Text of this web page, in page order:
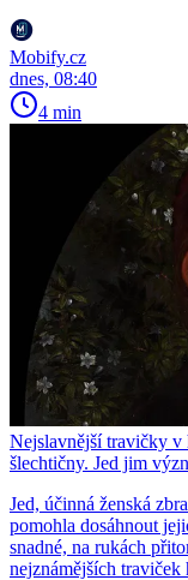
Mobify.cz
dnes, 08:40
4 min
Nejslavnější travičky
šlechtičny. Jed jim
Jed, účinná ženská
pomohla dosáhnout
snadné, na rukách
nejznámějších traviček